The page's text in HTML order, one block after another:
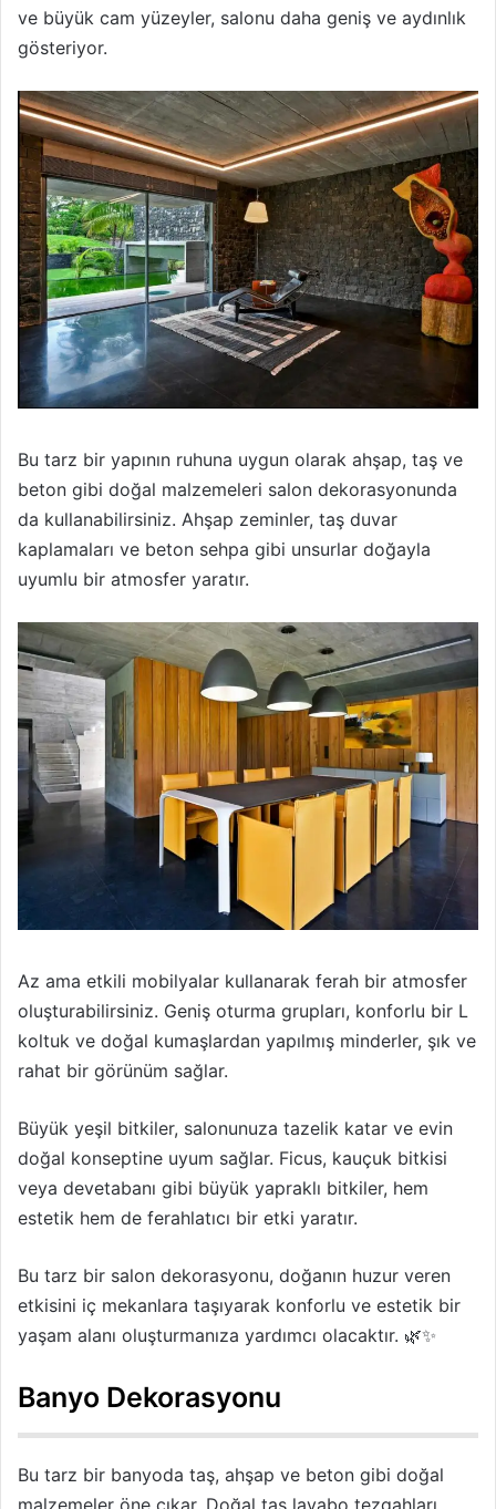
ve büyük cam yüzeyler, salonu daha geniş ve aydınlık
gösteriyor.
Bu tarz bir yapının ruhuna uygun olarak ahşap, taş ve
beton gibi doğal malzemeleri salon dekorasyonunda
da kullanabilirsiniz. Ahşap zeminler, taş duvar
kaplamaları ve beton sehpa gibi unsurlar doğayla
uyumlu bir atmosfer yaratır.
Az ama etkili mobilyalar kullanarak ferah bir atmosfer
oluşturabilirsiniz. Geniş oturma grupları, konforlu bir L
koltuk ve doğal kumaşlardan yapılmış minderler, şık ve
rahat bir görünüm sağlar.
Büyük yeşil bitkiler, salonunuza tazelik katar ve evin
doğal konseptine uyum sağlar. Ficus, kauçuk bitkisi
veya devetabanı gibi büyük yapraklı bitkiler, hem
estetik hem de ferahlatıcı bir etki yaratır.
Bu tarz bir salon dekorasyonu, doğanın huzur veren
etkisini iç mekanlara taşıyarak konforlu ve estetik bir
yaşam alanı oluşturmanıza yardımcı olacaktır. 🌿✨
Banyo Dekorasyonu
Bu tarz bir banyoda taş, ahşap ve beton gibi doğal
malzemeler öne çıkar. Doğal taş lavabo tezgahları,